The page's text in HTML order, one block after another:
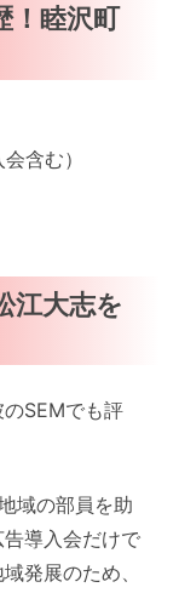
！睦沢町
含む）
江大志を
SEMでも評
域の部員を助
導入会だけで
発展のため、